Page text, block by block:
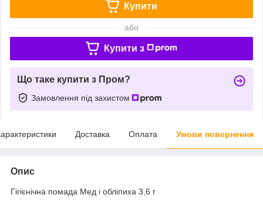
Купити
або
Купити з
Що таке купити з Пром?
Замовлення під захистом
Доставка Оплата Умови повернення
Опис
Гігієнічна помада Мед і обліпиха 3,6 г